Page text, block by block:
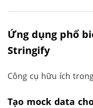
Ứng dụng phổ
Stringify
Công cụ hữu ích
Tạo mock data